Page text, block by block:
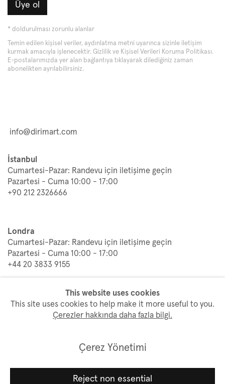
Üye ol
* doldurulması zorunlu alanlar
Temin edilen kişisel veriler, aydınlatma metni uyarınca sizinle iletişim
kurmak amacıyla işlenecektir. Gizlilik ve Kişisel Verileri Koruma Politikası.
E-postalarımızda yer alan bağlantıya tıklayarak dilediğiniz zaman
abonelikten ayrılabilirsiniz.
info@dirimart.com
İstanbul
Cumartesi-Pazar: Randevu için iletişime geçin
Pazartesi - Cuma 10:00 - 17:00
+90 212 2326666
Londra
Cumartesi-Pazar: Randevu için iletişime geçin
Pazartesi - Cuma 10:00 - 17:00
+44 20 3833 9155
Çerez Politikası & Aydınlatma Metni
This website uses cookies
This site uses cookies to help make it more useful to you.
Çerezler hakkında daha fazla bilgi.
Çerez Yönetimi
Reject non essential